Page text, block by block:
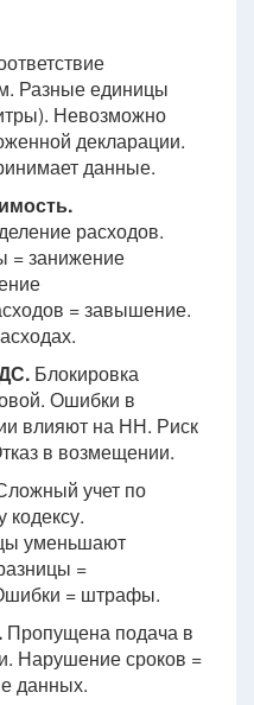
Разные единицы
Невозможно
декларации.
данные.
расходов.
= занижение
= завышение.
Блокировка
Ошибки в
влияют на НН. Риск
в возмещении.
учет по
уменьшают
=
= штрафы.
Пропущена подача в
Нарушение сроков =
данных.